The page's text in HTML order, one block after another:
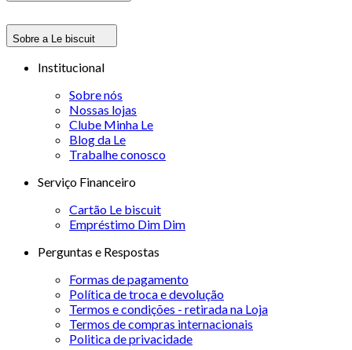
Sobre a Le biscuit
Institucional
Sobre nós
Nossas lojas
Clube Minha Le
Blog da Le
Trabalhe conosco
Serviço Financeiro
Cartão Le biscuit
Empréstimo Dim Dim
Perguntas e Respostas
Formas de pagamento
Política de troca e devolução
Termos e condições - retirada na Loja
Termos de compras internacionais
Politica de privacidade